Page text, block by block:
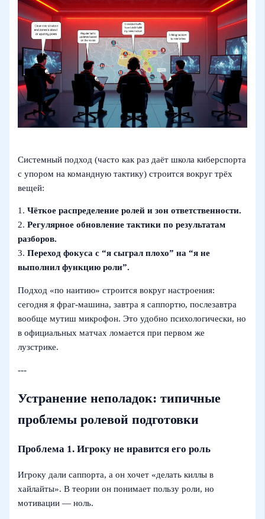
Системный подход (часто как раз даёт школа киберспорта
с упором на командную тактику) строится вокруг трёх
вещей:
1.Чёткое распределение ролей и зон ответственности.
2.Регулярное обновление тактики по результатам
разборов.
3.Переход фокуса с “я сыграл плохо” на “я не
выполнил функцию роли”.
Подход «по наитию» строится вокруг настроения:
сегодня я фраг‑машина, завтра я саппортю, послезавтра
вообще мутиш микрофон. Это удобно психологически, но
в официальных матчах ломается при первом же
лузстрикe.
---
Устранение неполадок: типичные
проблемы ролевой подготовки
Проблема 1. Игроку не нравится его роль
Игроку дали саппорта, а он хочет «делать киллы в
хайлайты». В теории он понимает пользу роли, но
мотивации — ноль.